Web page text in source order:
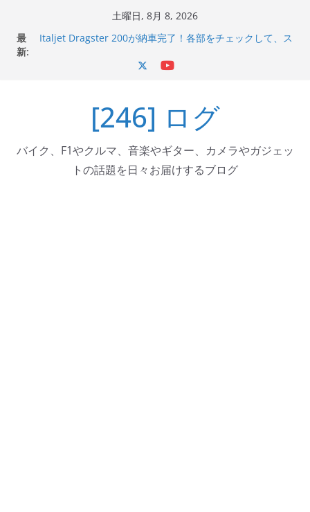
土曜日, 8月 8, 2026
最
新:
Italjet Dragster 200が納車完了！各部をチェックして、ス
器エフェクターが返礼品でもらえる！
Italjet Dragster 200のフロントISSサスの動きが判ったら
コーナリングが楽しくなった
[246] ログ
バイク、F1やクルマ、音楽やギター、カメラやガジェッ
トの話題を日々お届けするブログ